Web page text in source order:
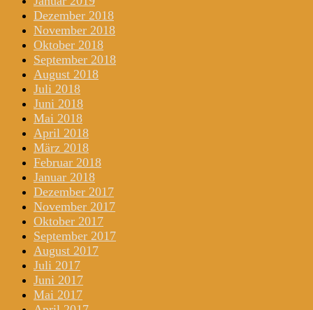
Dezember 2018
November 2018
Oktober 2018
September 2018
August 2018
Juli 2018
Juni 2018
Mai 2018
April 2018
März 2018
Februar 2018
Januar 2018
Dezember 2017
November 2017
Oktober 2017
September 2017
August 2017
Juli 2017
Juni 2017
Mai 2017